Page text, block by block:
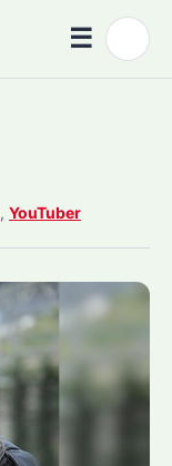
☰Menü
, YouTuber